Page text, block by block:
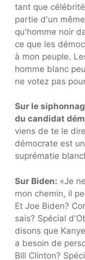
tant que
partie d'un
qu'homme noir
ce que les
à mon peuple.
homme blanc
ne votez pas
Sur le
du candidat
viens de te le
démocrate est
suprématie
Sur Biden: «Je
mon chemin, il
Et Joe Biden?
sais? Spécial
disons que
a besoin de
Bill Clinton?